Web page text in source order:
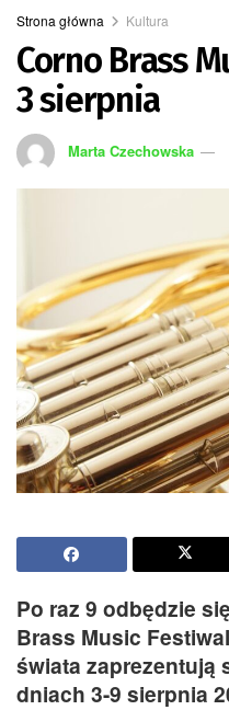
Strona główna Kultura
Corno Brass
3 sierpnia
Marta Czechowska
Po raz 9 odbędzie
Brass Music
świata zaprezentują
dniach 3-9 sierpnia